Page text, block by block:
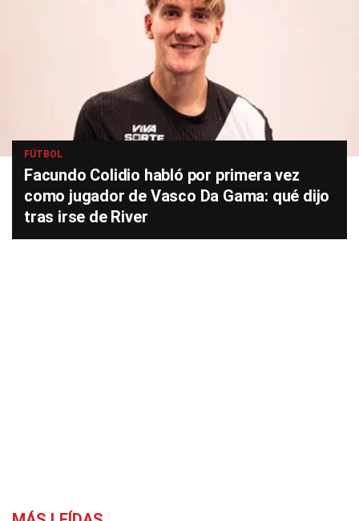
FÚTBOL
Facundo Colidio habló por primera vez
como jugador de Vasco Da Gama: qué dijo
tras irse de River